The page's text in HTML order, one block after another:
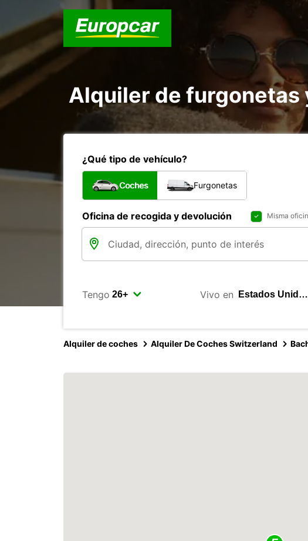
Alquiler de furgonetas
¿Qué tipo de vehículo?
Coches Furgonetas
Oficina de recogida y devolución Misma
Tengo Vivo en
Alquiler de coches Alquiler De Coches Switzerland